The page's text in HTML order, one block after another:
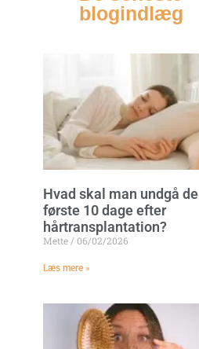
blogindlæg
Hvad skal man undgå de
første 10 dage efter
hårtransplantation?
Mette 06/02/2026
Læs mere »